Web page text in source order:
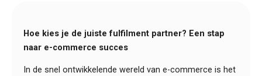
Hoe kies je de juiste fulfilment partner? Een stap
naar e-commerce succes
In de snel ontwikkelende wereld van e-commerce is het